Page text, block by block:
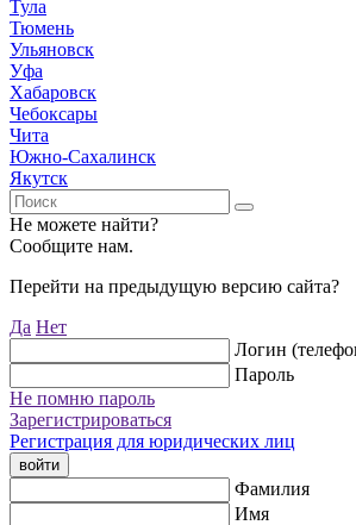
Тула
Тюмень
Ульяновск
Уфа
Хабаровск
Чебоксары
Чита
Южно-Сахалинск
Якутск
Не можете найти?
Сообщите нам.
Перейти на предыдущую версию сайта?
Да Нет
Логин
Пароль
Не помню пароль
Зарегистрироваться
Регистрация для юридических лиц
войти
Фамилия
Имя